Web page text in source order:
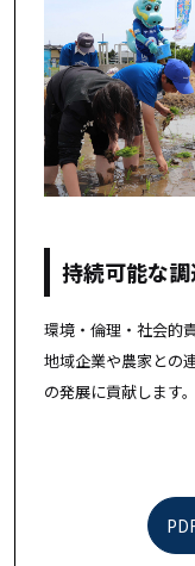
持続可能な
環境・倫理・社会的
地域企業や農家との
の発展に貢献します。